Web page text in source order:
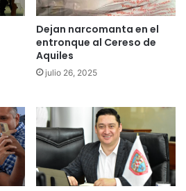
Dejan narcomanta en el
entronque al Cereso de
Aquiles
julio 26, 2025